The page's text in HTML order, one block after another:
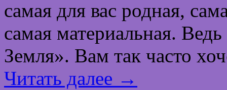
самая для вас родная,
самая материальная.
Земля». Вам так часто
Читать далее →